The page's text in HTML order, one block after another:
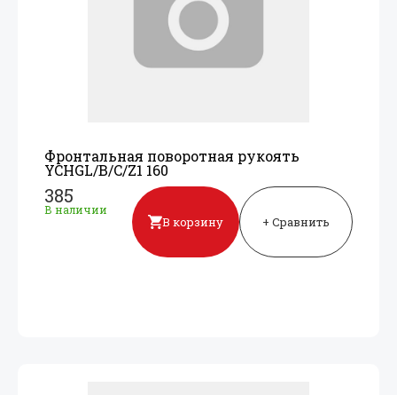
Фронтальная поворотная рукоять
YCHGL/B/C/Z1 160
385
В наличии
В корзину + Сравнить